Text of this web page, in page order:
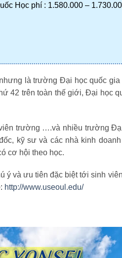
Học phí : 1.580.000 –
là trường Đại học quốc
42 trên toàn thế giới, Đại học
trường ….và nhiều trường
kỹ sư và các nhà kinh
cơ hội theo học.
ý và ưu tiên đặc biệt tới sinh
http://www.useoul.edu/